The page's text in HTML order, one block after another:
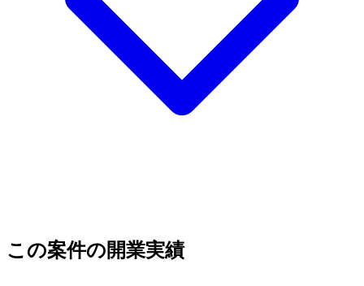
この案件の開業実績